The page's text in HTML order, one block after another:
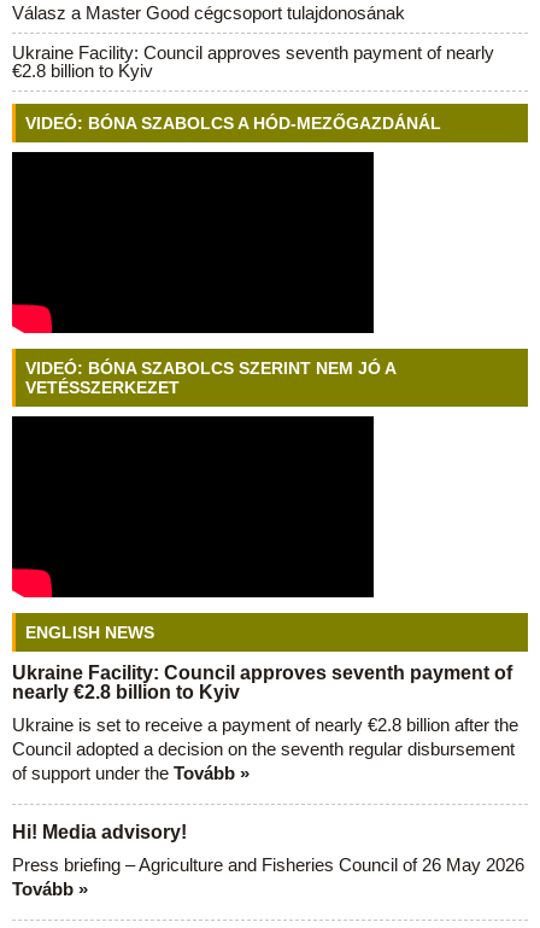
Válasz a Master Good cégcsoport tulajdonosának
Ukraine Facility: Council approves seventh payment of nearly
€2.8 billion to Kyiv
VIDEÓ: BÓNA SZABOLCS A HÓD-MEZŐGAZDÁNÁL
VIDEÓ: BÓNA SZABOLCS SZERINT NEM JÓ A
VETÉSSZERKEZET
ENGLISH NEWS
Ukraine Facility: Council approves seventh payment of
nearly €2.8 billion to Kyiv
Ukraine is set to receive a payment of nearly €2.8 billion after the
Council adopted a decision on the seventh regular disbursement
of support under the Tovább »
Hi! Media advisory!
Press briefing – Agriculture and Fisheries Council of 26 May 2026
Tovább »